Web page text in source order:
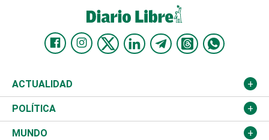
ACTUALIDAD
Nacional
Ciudad
POLÍTICA
Partidos
MUNDO